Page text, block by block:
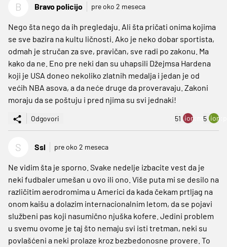
B Bravo policijo pre oko 2 meseca
Nego šta nego da ih pregledaju. Ali šta pričati onima kojima
se sve bazira na kultu ličnosti. Ako je neko dobar sportista,
odmah je stručan za sve, pravičan, sve radi po zakonu. Ma
kako da ne. Eno pre neki dan su uhapsili Džejmsa Hardena
koji je USA doneo nekoliko zlatnih medalja i jedan je od
većih NBA asova, a da neće druge da proveravaju. Zakoni
moraju da se poštuju i pred njima su svi jednaki!
Odgovori 51 ion:minus
5
S Ssl pre oko 2 meseca
Ne vidim šta je sporno. Svake nedelje izbacite vest da je
neki fudbaler umešan u ovo ili ono. Više puta mi se desilo na
različitim aerodromima u Americi da kada čekam prtljag na
onom kaišu a dolazim internacionalnim letom, da se pojavi
službeni pas koji nasumično njuška kofere. Jedini problem
u svemu ovome je taj što nemaju svi isti tretman, neki su
povlašćeni a neki prolaze kroz bezbedonosne provere. To